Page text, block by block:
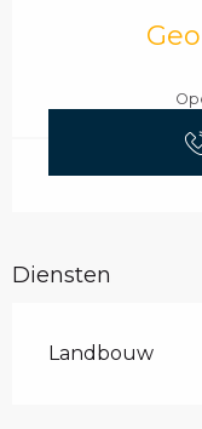
Diensten
Landbouw